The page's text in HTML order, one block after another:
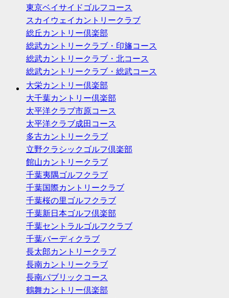
東京ベイサイドゴルフコース
スカイウェイカントリークラブ
総丘カントリー倶楽部
総武カントリークラブ・印旛コース
総武カントリークラブ・北コース
総武カントリークラブ・総武コース
大栄カントリー倶楽部
大千葉カントリー倶楽部
太平洋クラブ市原コース
太平洋クラブ成田コース
多古カントリークラブ
立野クラシックゴルフ倶楽部
館山カントリークラブ
千葉夷隅ゴルフクラブ
千葉国際カントリークラブ
千葉桜の里ゴルフクラブ
千葉新日本ゴルフ倶楽部
千葉セントラルゴルフクラブ
千葉バーディクラブ
長太郎カントリークラブ
長南カントリークラブ
長南パブリックコース
鶴舞カントリー倶楽部